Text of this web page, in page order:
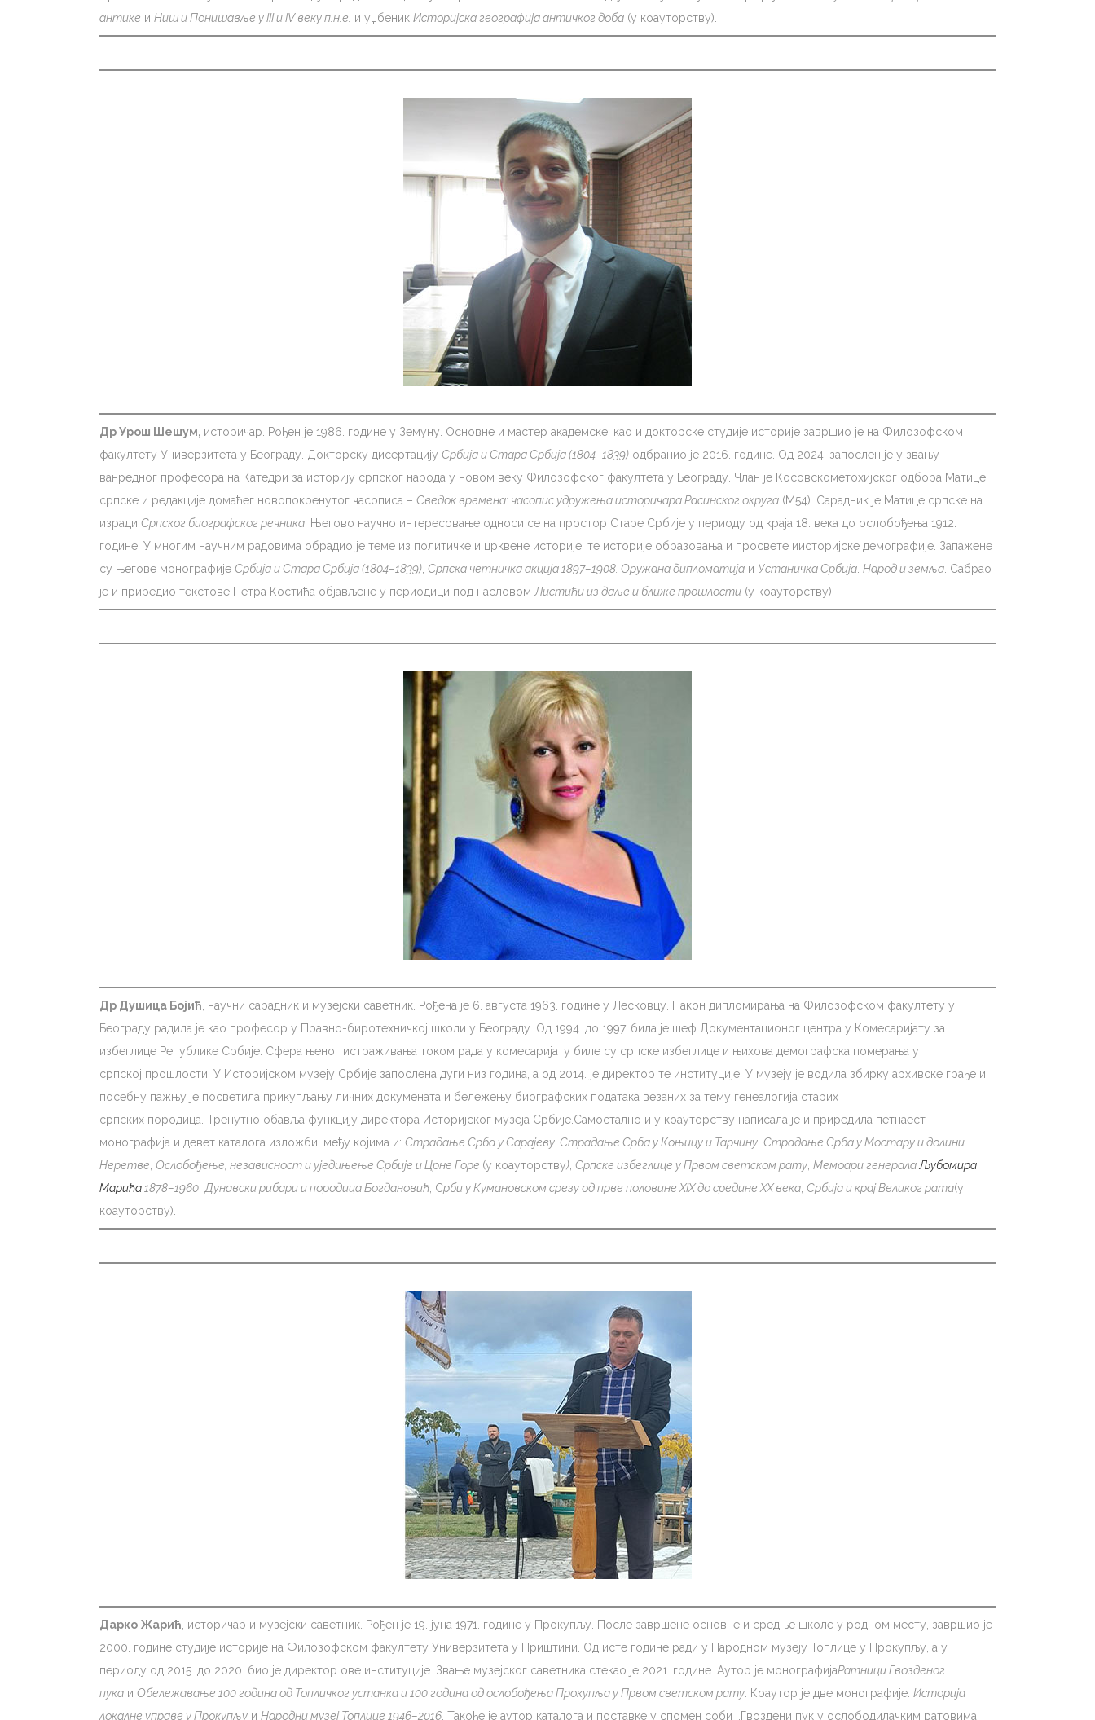
антике и Ниш и Понишавље у III и IV веку п.н.е. и уџбеник Историјска географија античког доба (у коауторству).
Др Урош Шешум, историчар. Рођен је 1986. године у Земуну. Основне и мастер академске, као и докторске студије историје завршио је на Филозофском
факултету Универзитета у Београду. Докторску дисертацију Србија и Стара Србија (1804–1839) одбранио је 2016. године. Од 2024. запослен је у звању
ванредног професора на Катедри за историју српског народа у новом веку Филозофског факултета у Београду. Члан је Косовскометохијског одбора Матице
српске и редакције домаћег новопокренутог часописа – Сведок времена: часопис удружења историчара Расинског округа (М54). Сарадник је Матице српске на
изради Српског биографског речника . Његово научно интересовање односи се на простор Старе Србије у периоду од краја 18. века до ослобођења 1912.
године. У многим научним радовима обрадио је теме из политичке и црквене историје, те историје образовања и просвете иисторијске демографије. Запажене
су његове монографије Србија и Стара Србија (1804–1839) Српска четничка акција 1897–1908. Оружана дипломатија и Устаничка Србија Народ и земља . Сабрао
је и приредио текстове Петра Костића објављене у периодици под насловом Листићи из даље и ближе прошлости (у коауторству).
Др Душица Бојић , научни сарадник и музејски саветник. Рођена је 6. августа 1963. године у Лесковцу. Након дипломирања на Филозофском факултету у
Београду радила је као професор у Правно-биротехничкој школи у Београду. Од 1994. до 1997. била је шеф Документационог центра у Комесаријату за
избеглице Републике Србије. Сфера њеног истраживања током рада у комесаријату биле су српске избеглице и њихова демографска померања у
српској прошлости. У Историјском музеју Србије запослена дуги низ година, а од 2014. је директор те институције. У музеју је водила збирку архивске грађе и
посебну пажњу је посветила прикупљању личних докумената и бележењу биографских података везаних за тему генеалогија старих
српских породица. Тренутно обавља функцију директора Историјског музеја Србије.Самостално и у коауторству написала је и приредила петнаест
монографија и девет каталога изложби, међу којима и: Страдање Срба у Сарајеву Страдање Срба у Коњицу и Тарчину Страдање Срба у Мостару и долини
Неретве Ослобођење, независност и уједињење Србије и Црне Горе (у коауторству) Српске избеглице у Првом светском рату Мемоари генерала Љубомира
Марића 1878–1960 Дунавски рибари и породица Богдановић , Срби у Кумановском срезу од прве половине XIX до средине XX века Србија и крај Великог рата(у
коауторству).
Дарко Жарић , историчар и музејски саветник. Рођен је 19. јуна 1971. године у Прокупљу. После завршене основне и средње школе у родном месту, завршио је
2000. године студије историје на Филозофском факултету Универзитета у Приштини. Од исте године ради у Народном музеју Топлицe у Прокупљу, а у
периоду од 2015. до 2020. био је директор ове институције. Звање музејског саветника стекао је 2021. године. Аутор је монографијaРатници Гвозденог
пука и Обележавање 100 година од Топличког устанка и 100 година од ослобођења Прокупља у Првом светском рату . Коаутор је две монографије: Историја
локалне управе у Прокупљу и Народни музеј Топлице 1946–2016 . Такође је аутор каталога и поставке у спомен соби ,,Гвоздени пук у ослободилачким ратовима